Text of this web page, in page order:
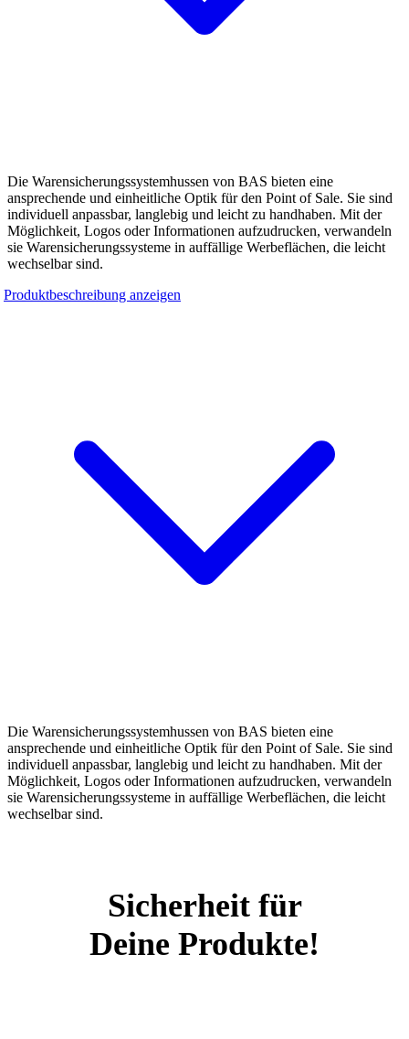
Die Warensicherungssystemhussen von BAS bieten eine
ansprechende und einheitliche Optik für den Point of Sale. Sie sind
individuell anpassbar, langlebig und leicht zu handhaben. Mit der
Möglichkeit, Logos oder Informationen aufzudrucken, verwandeln
sie Warensicherungssysteme in auffällige Werbeflächen, die leicht
wechselbar sind.
Produktbeschreibung anzeigen
Die Warensicherungssystemhussen von BAS bieten eine
ansprechende und einheitliche Optik für den Point of Sale. Sie sind
individuell anpassbar, langlebig und leicht zu handhaben. Mit der
Möglichkeit, Logos oder Informationen aufzudrucken, verwandeln
sie Warensicherungssysteme in auffällige Werbeflächen, die leicht
wechselbar sind.
Sicherheit für
Deine Produkte!